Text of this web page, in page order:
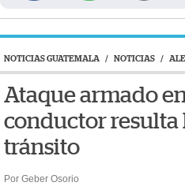
NOTICIAS GUATEMALA / NOTICIAS /
Ataque armado
conductor
tránsito
Por Geber Osorio